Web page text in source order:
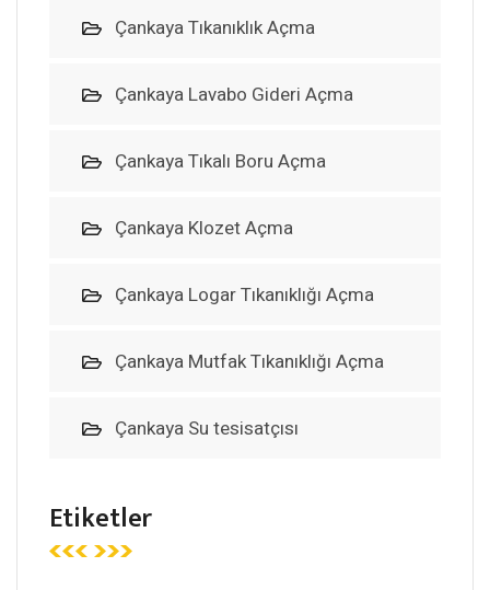
Çankaya Tıkanıklık Açma
Çankaya Lavabo Gideri Açma
Çankaya Tıkalı Boru Açma
Çankaya Klozet Açma
Çankaya Logar Tıkanıklığı Açma
Çankaya Mutfak Tıkanıklığı Açma
Çankaya Su tesisatçısı
Etiketler